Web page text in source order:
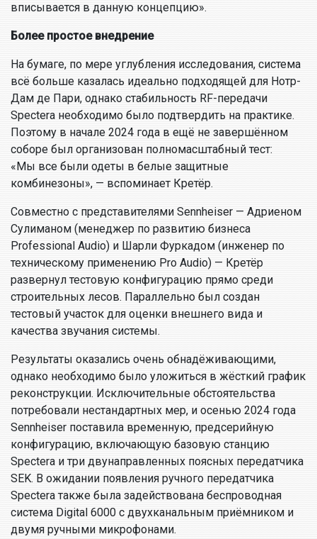
вписывается в данную концепцию».
Более простое внедрение
На бумаге, по мере углубления исследования, система
всё больше казалась идеально подходящей для Нотр-
Дам де Пари, однако стабильность RF-передачи
Spectera необходимо было подтвердить на практике.
Поэтому в начале 2024 года в ещё не завершённом
соборе был организован полномасштабный тест:
«Мы все были одеты в белые защитные
комбинезоны», — вспоминает Кретёр.
Совместно с представителями Sennheiser — Адриеном
Сулиманом (менеджер по развитию бизнеса
Professional Audio) и Шарли Фуркадом (инженер по
техническому применению Pro Audio) — Кретёр
развернул тестовую конфигурацию прямо среди
строительных лесов. Параллельно был создан
тестовый участок для оценки внешнего вида и
качества звучания системы.
Результаты оказались очень обнадёживающими,
однако необходимо было уложиться в жёсткий график
реконструкции. Исключительные обстоятельства
потребовали нестандартных мер, и осенью 2024 года
Sennheiser поставила временную, предсерийную
конфигурацию, включающую базовую станцию
Spectera и три двунаправленных поясных передатчика
SEK. В ожидании появления ручного передатчика
Spectera также была задействована беспроводная
система Digital 6000 с двухканальным приёмником и
двумя ручными микрофонами.